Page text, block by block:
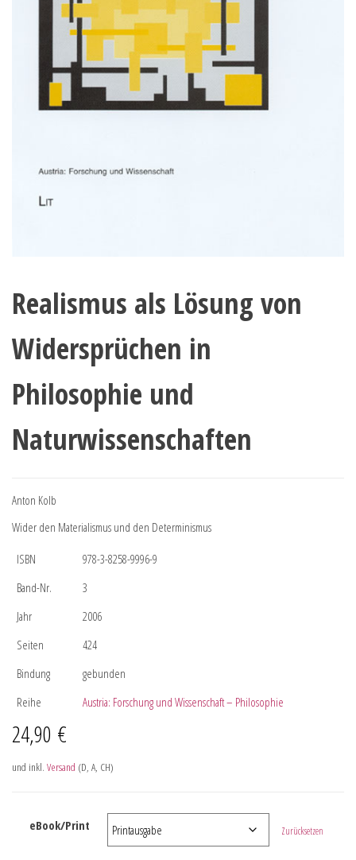
Realismus als Lösung von
Widersprüchen in
Philosophie und
Naturwissenschaften
Anton Kolb
Wider den Materialismus und den Determinismus
ISBN
978-3-8258-9996-9
Band-Nr.
3
Jahr
2006
Seiten
424
Bindung
gebunden
Reihe
Austria: Forschung und Wissenschaft – Philosophie
24,90 €
und inkl. Versand (D, A, CH)
eBook/Print Zurücksetzen